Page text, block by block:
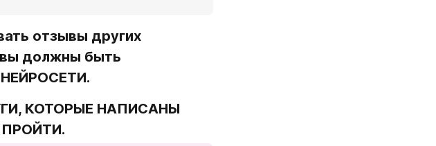
отзывы других
должны быть
КОТОРЫЕ НАПИСАНЫ